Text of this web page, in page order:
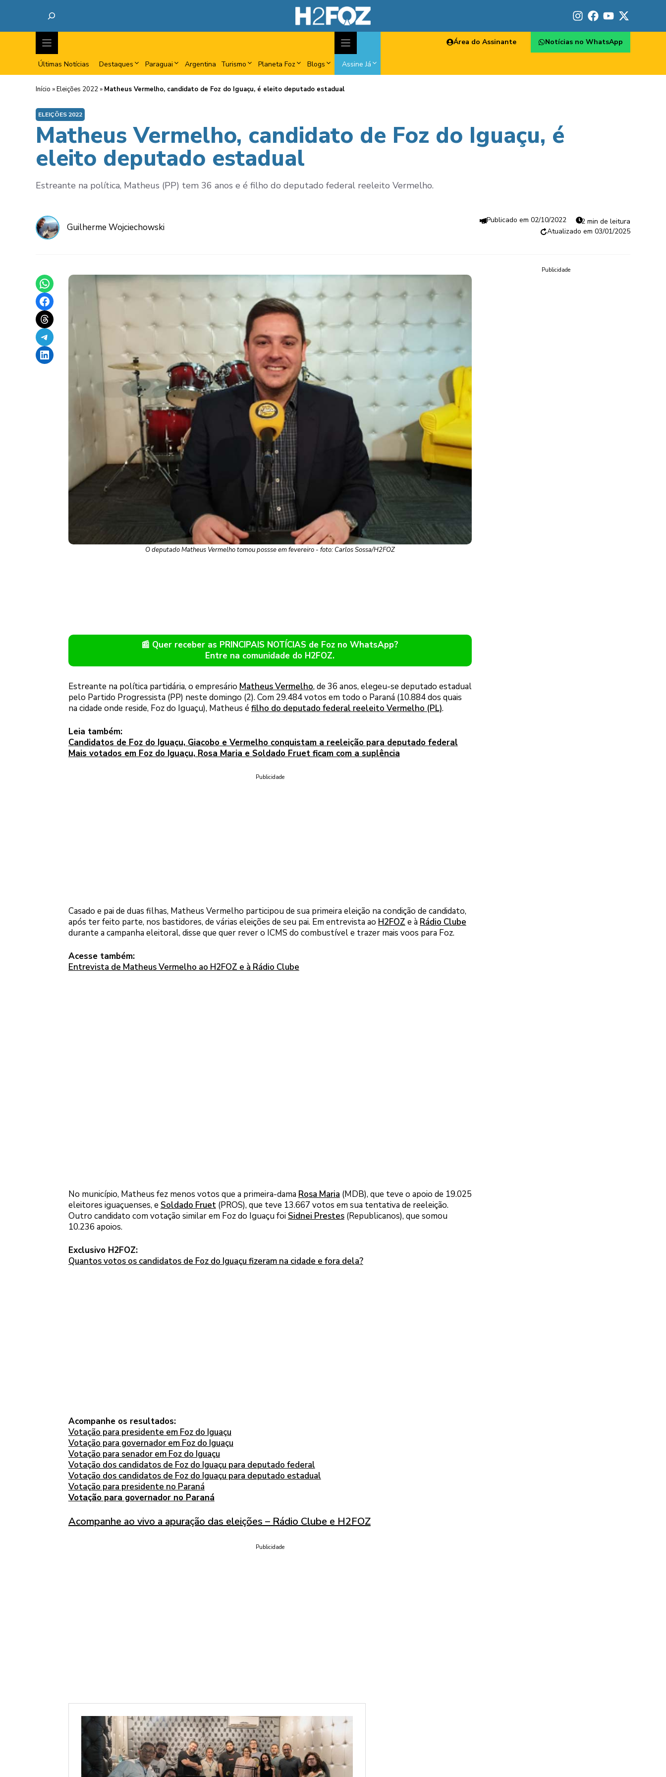
Últimas Notícias Destaques Paraguai Argentina Turismo Planeta Foz Blogs Assine Já
Área do Assinante Notícias no WhatsApp
Início »Eleições 2022 » Matheus Vermelho, candidato de Foz do Iguaçu, é eleito deputado estadual
ELEIÇÕES 2022
Matheus Vermelho, candidato de Foz do Iguaçu, é
eleito deputado estadual
Estreante na política, Matheus (PP) tem 36 anos e é filho do deputado federal reeleito Vermelho.
Guilherme Wojciechowski
02/10/2022
2 min de leitura
03/01/2025
Share on WhatsApp
Share on Facebook
Share on Threads
Share on Telegram
Share on LinkedIn
O deputado Matheus Vermelho tomou possse em fevereiro - foto: Carlos Sossa/H2FOZ
📰 Quer receber as PRINCIPAIS NOTÍCIAS de Foz no WhatsApp?
Entre na comunidade do H2FOZ.
Estreante na política partidária, o empresário Matheus Vermelho, de 36 anos, elegeu-se deputado estadual
pelo Partido Progressista (PP) neste domingo (2). Com 29.484 votos em todo o Paraná (10.884 dos quais
na cidade onde reside, Foz do Iguaçu), Matheus é filho do deputado federal reeleito Vermelho (PL).
Leia também:
Candidatos de Foz do Iguaçu, Giacobo e Vermelho conquistam a reeleição para deputado federal
Mais votados em Foz do Iguaçu, Rosa Maria e Soldado Fruet ficam com a suplência
Publicidade
Casado e pai de duas filhas, Matheus Vermelho participou de sua primeira eleição na condição de candidato,
após ter feito parte, nos bastidores, de várias eleições de seu pai. Em entrevista ao H2FOZ e à Rádio Clube
durante a campanha eleitoral, disse que quer rever o ICMS do combustível e trazer mais voos para Foz.
Acesse também:
Entrevista de Matheus Vermelho ao H2FOZ e à Rádio Clube
No município, Matheus fez menos votos que a primeira-dama Rosa Maria (MDB), que teve o apoio de 19.025
eleitores iguaçuenses, e Soldado Fruet(PROS), que teve 13.667 votos em sua tentativa de reeleição.
Outro candidato com votação similar em Foz do Iguaçu foi Sidnei Prestes(Republicanos), que somou
10.236 apoios.
Exclusivo H2FOZ:
Quantos votos os candidatos de Foz do Iguaçu fizeram na cidade e fora dela?
Acompanhe os resultados:
Votação para presidente em Foz do Iguaçu
Votação para governador em Foz do Iguaçu
Votação para senador em Foz do Iguaçu
Votação dos candidatos de Foz do Iguaçu para deputado federal
Votação dos candidatos de Foz do Iguaçu para deputado estadual
Votação para presidente no Paraná
Votação para governador no Paraná
Acompanhe ao vivo a apuração das eleições – Rádio Clube e H2FOZ
Publicidade
Publicidade